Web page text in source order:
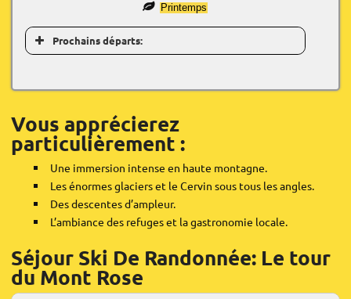
Printemps
Prochains départs:
Vous apprécierez
particulièrement :
Une immersion intense en haute montagne.
Les énormes glaciers et le Cervin sous tous les angles.
Des descentes d’ampleur.
L’ambiance des refuges et la gastronomie locale.
Séjour Ski De Randonnée: Le tour
du Mont Rose